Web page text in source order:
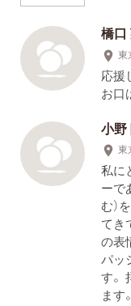
橋口
東
応援
お口
小野
東
私に
ーで
む）
てき
の表
パッ
す。
ます。